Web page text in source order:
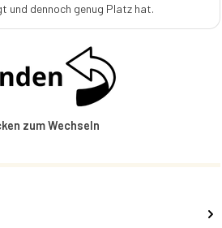
und dennoch genug Platz hat.
zum Wechseln